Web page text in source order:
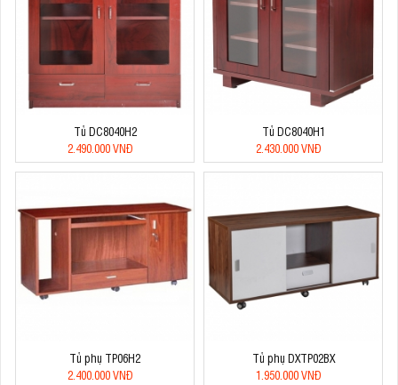
Tủ DC8040H2
2.490.000 VNĐ
Tủ DC8040H1
2.430.000 VNĐ
Tủ phụ TP06H2
2.400.000 VNĐ
Tủ phụ DXTP02BX
1.950.000 VNĐ